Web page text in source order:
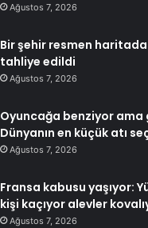
Ağustos 7, 2026
Bir şehir resmen
tahliye edildi
Ağustos 7, 2026
Oyuncağa benziyor ama
Dünyanın en küçük atı
Ağustos 7, 2026
Fransa kabusu yaşıyor:
kişi kaçıyor alevler
Ağustos 7, 2026